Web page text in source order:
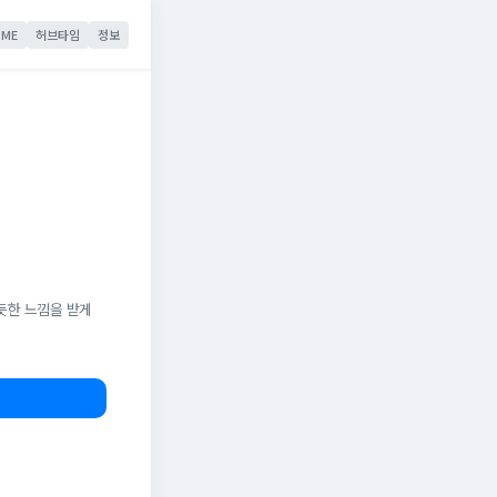
허브타임 정보
한 느낌을 받게